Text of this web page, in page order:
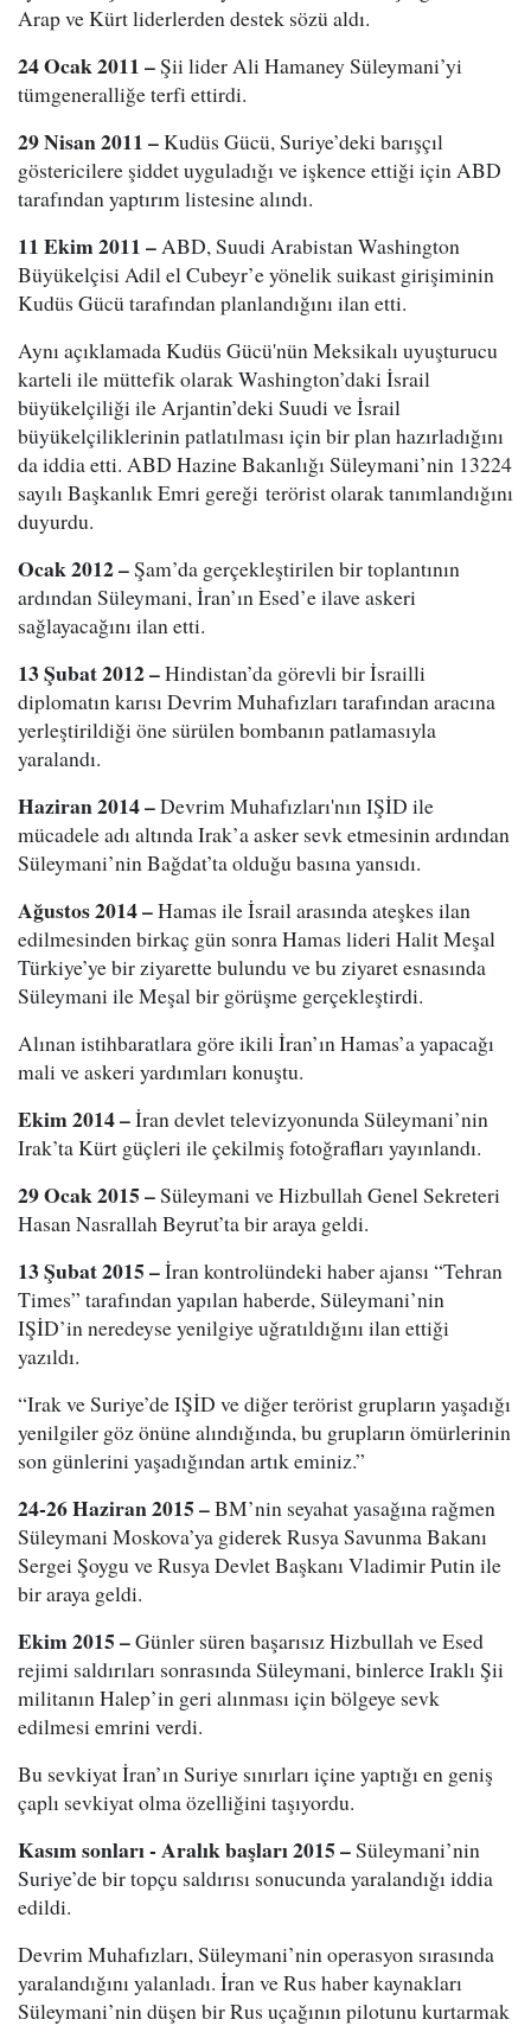
Arap ve Kürt liderlerden destek sözü aldı.
24 Ocak 2011 –Şii lider Ali Hamaney Süleymani’yi
tümgeneralliğe terfi ettirdi.
29 Nisan 2011 –Kudüs Gücü, Suriye’deki barışçıl
göstericilere şiddet uyguladığı ve işkence ettiği için ABD
tarafından yaptırım listesine alındı.
11 Ekim 2011 –ABD, Suudi Arabistan Washington
Büyükelçisi Adil el Cubeyr’e yönelik suikast girişiminin
Kudüs Gücü tarafından planlandığını ilan etti.
Aynı açıklamada Kudüs Gücü'nün Meksikalı uyuşturucu
karteli ile müttefik olarak Washington’daki İsrail
büyükelçiliği ile Arjantin’deki Suudi ve İsrail
büyükelçiliklerinin patlatılması için bir plan hazırladığını
da iddia etti. ABD Hazine Bakanlığı Süleymani’nin 13224
sayılı Başkanlık Emri gereği terörist olarak tanımlandığını
duyurdu.
Ocak 2012 –Şam’da gerçekleştirilen bir toplantının
ardından Süleymani, İran’ın Esed’e ilave askeri
sağlayacağını ilan etti.
13 Şubat 2012 –Hindistan’da görevli bir İsrailli
diplomatın karısı Devrim Muhafızları tarafından aracına
yerleştirildiği öne sürülen bombanın patlamasıyla
yaralandı.
Haziran 2014 –Devrim Muhafızları'nın IŞİD ile
mücadele adı altında Irak’a asker sevk etmesinin ardından
Süleymani’nin Bağdat’ta olduğu basına yansıdı.
Ağustos 2014 –Hamas ile İsrail arasında ateşkes ilan
edilmesinden birkaç gün sonra Hamas lideri Halit Meşal
Türkiye’ye bir ziyarette bulundu ve bu ziyaret esnasında
Süleymani ile Meşal bir görüşme gerçekleştirdi.
Alınan istihbaratlara göre ikili İran’ın Hamas’a yapacağı
mali ve askeri yardımları konuştu.
Ekim 2014 –İran devlet televizyonunda Süleymani’nin
Irak’ta Kürt güçleri ile çekilmiş fotoğrafları yayınlandı.
29 Ocak 2015 –Süleymani ve Hizbullah Genel Sekreteri
Hasan Nasrallah Beyrut’ta bir araya geldi.
13 Şubat 2015 –İran kontrolündeki haber ajansı “Tehran
Times” tarafından yapılan haberde, Süleymani’nin
IŞİD’in neredeyse yenilgiye uğratıldığını ilan ettiği
yazıldı.
“Irak ve Suriye’de IŞİD ve diğer terörist grupların yaşadığı
yenilgiler göz önüne alındığında, bu grupların ömürlerinin
son günlerini yaşadığından artık eminiz.”
24-26 Haziran 2015 –BM’nin seyahat yasağına rağmen
Süleymani Moskova’ya giderek Rusya Savunma Bakanı
Sergei Şoygu ve Rusya Devlet Başkanı Vladimir Putin ile
bir araya geldi.
Ekim 2015 –Günler süren başarısız Hizbullah ve Esed
rejimi saldırıları sonrasında Süleymani, binlerce Iraklı Şii
militanın Halep’in geri alınması için bölgeye sevk
edilmesi emrini verdi.
Bu sevkiyat İran’ın Suriye sınırları içine yaptığı en geniş
çaplı sevkiyat olma özelliğini taşıyordu.
Kasım sonları - Aralık başları 2015 –Süleymani’nin
Suriye’de bir topçu saldırısı sonucunda yaralandığı iddia
edildi.
Devrim Muhafızları, Süleymani’nin operasyon sırasında
yaralandığını yalanladı. İran ve Rus haber kaynakları
Süleymani’nin düşen bir Rus uçağının pilotunu kurtarmak